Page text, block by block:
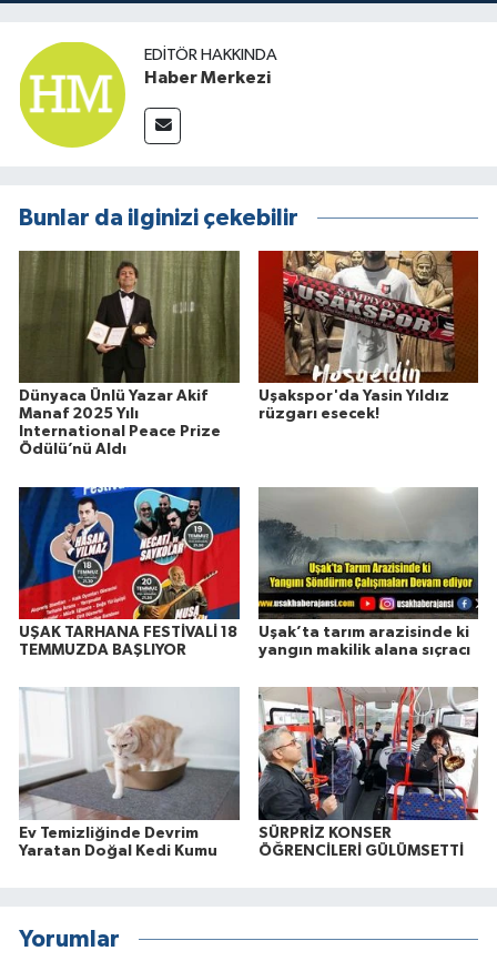
EDITÖR HAKKINDA
Haber Merkezi
Bunlar da ilginizi çekebilir
Dünyaca Ünlü Yazar Akif
Manaf 2025 Yılı
International Peace Prize
Ödülü’nü Aldı
Uşakspor'da Yasin Yıldız
rüzgarı esecek!
UŞAK TARHANA FESTİVALİ 18
TEMMUZDA BAŞLIYOR
Uşak’ta tarım arazisinde ki
yangın makilik alana sıçracı
Ev Temizliğinde Devrim
Yaratan Doğal Kedi Kumu
SÜRPRİZ KONSER
ÖĞRENCİLERİ GÜLÜMSETTİ
Yorumlar